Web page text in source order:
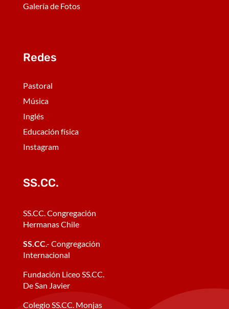
Galería de Fotos
Redes
Pastoral
Música
Inglés
Educación física
Instagram
SS.CC.
SS.CC. Congregación
Hermanas Chile
SS.CC.- Congregación
Internacional
Fundación Liceo SS.CC.
De San Javier
Colegio SS.CC. Monjas